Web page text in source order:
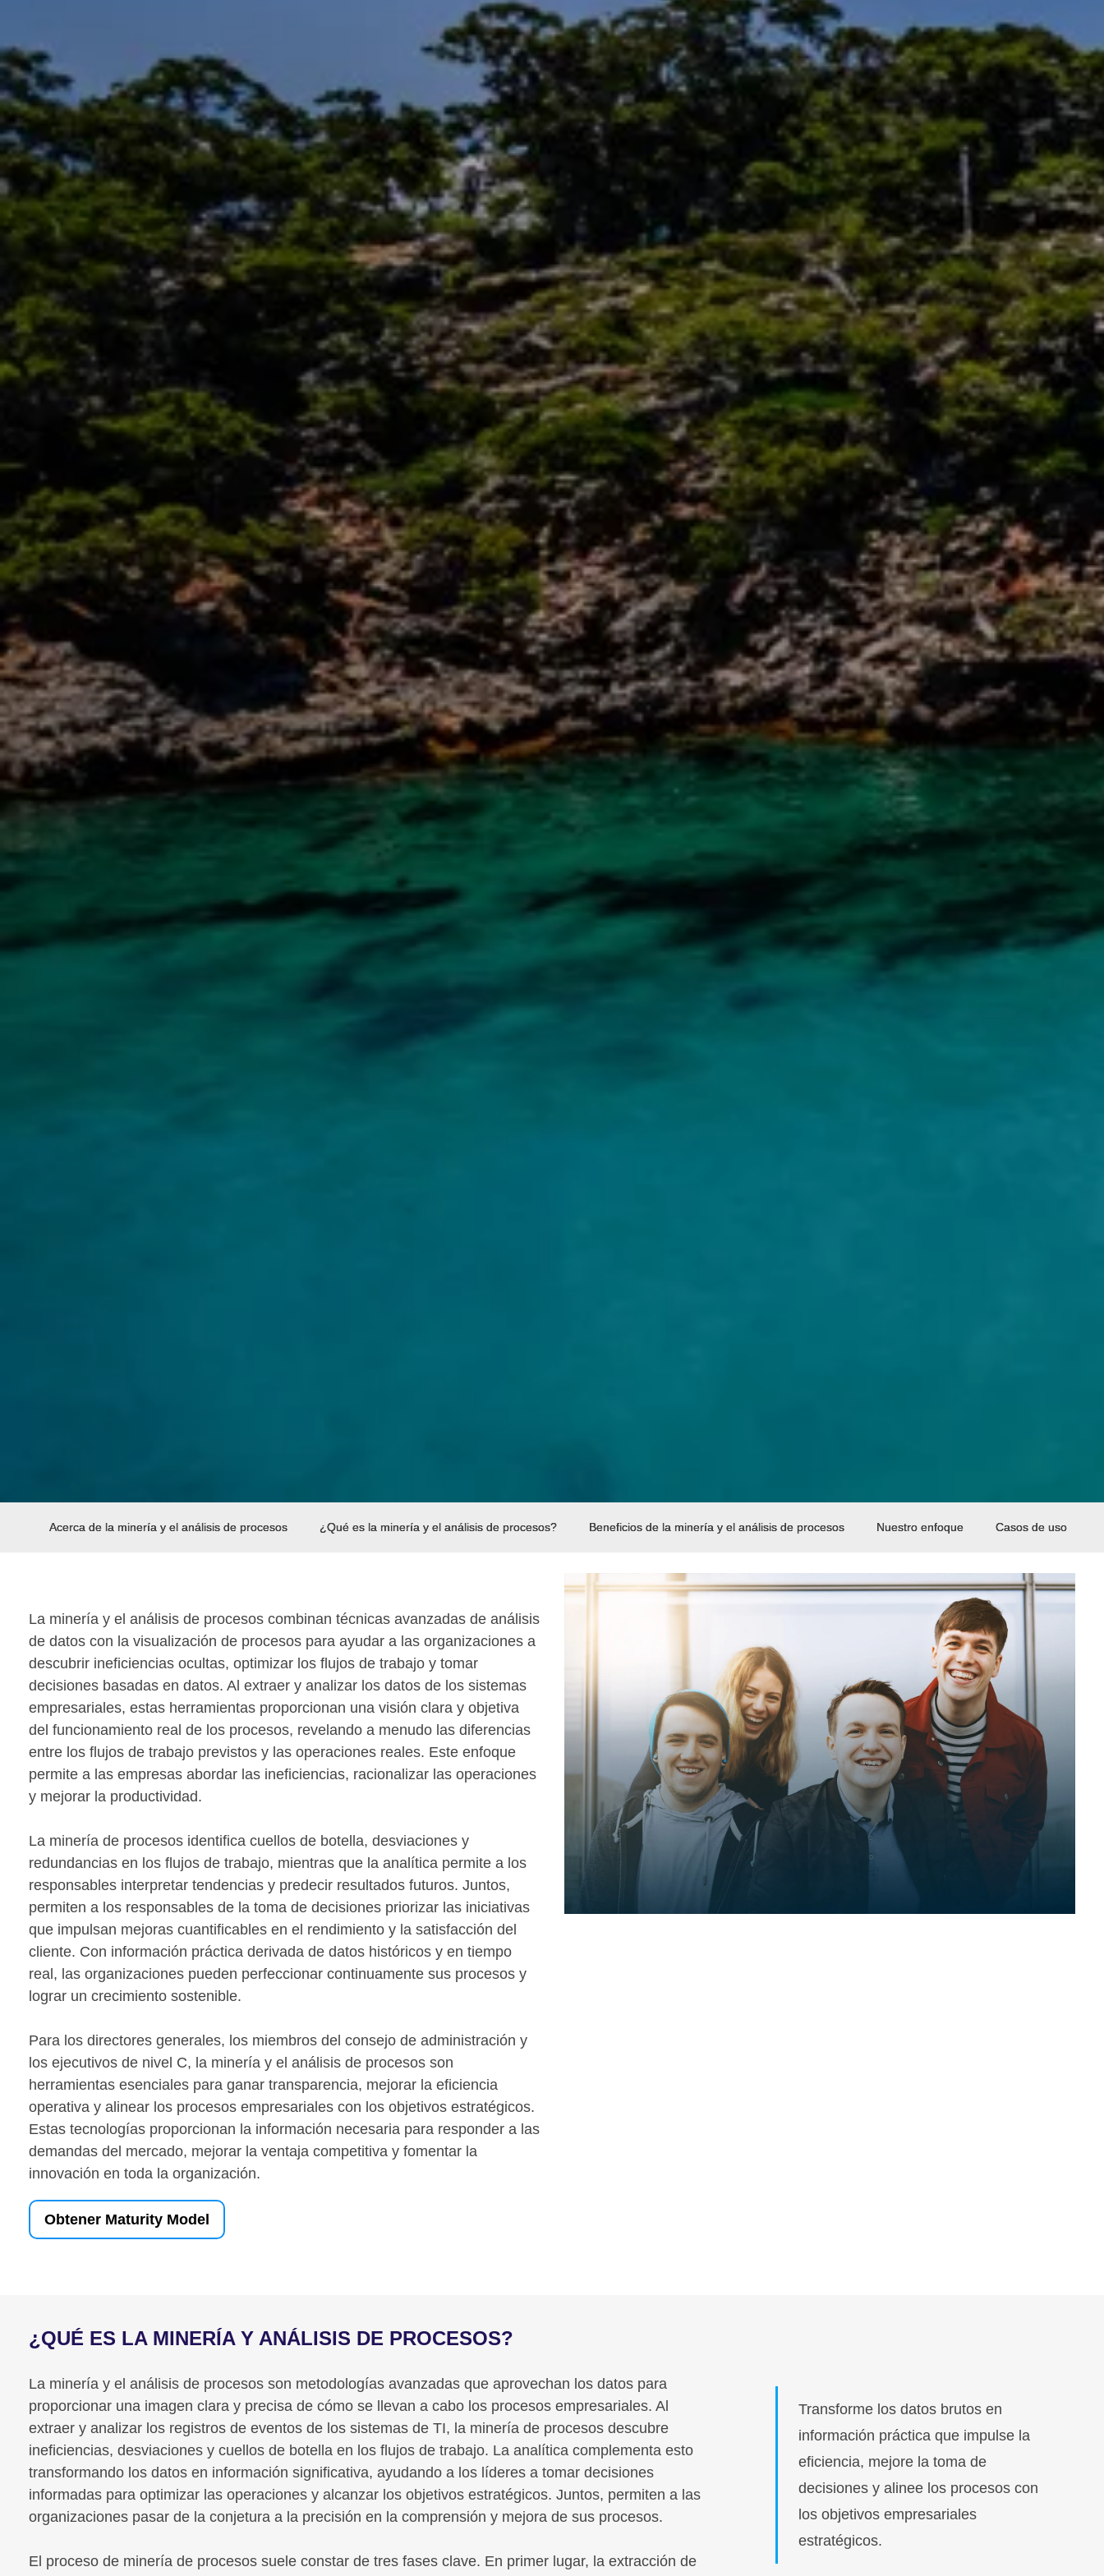
Acerca de la minería y el análisis de procesos ¿Qué es la minería y el análisis de procesos? Beneficios de la minería y el análisis de procesos Nuestro enfoque Casos de uso
La minería y el análisis de procesos combinan técnicas avanzadas de análisis
de datos con la visualización de procesos para ayudar a las organizaciones a
descubrir ineficiencias ocultas, optimizar los flujos de trabajo y tomar
decisiones basadas en datos. Al extraer y analizar los datos de los sistemas
empresariales, estas herramientas proporcionan una visión clara y objetiva
del funcionamiento real de los procesos, revelando a menudo las diferencias
entre los flujos de trabajo previstos y las operaciones reales. Este enfoque
permite a las empresas abordar las ineficiencias, racionalizar las operaciones
y mejorar la productividad.
La minería de procesos identifica cuellos de botella, desviaciones y
redundancias en los flujos de trabajo, mientras que la analítica permite a los
responsables interpretar tendencias y predecir resultados futuros. Juntos,
permiten a los responsables de la toma de decisiones priorizar las iniciativas
que impulsan mejoras cuantificables en el rendimiento y la satisfacción del
cliente. Con información práctica derivada de datos históricos y en tiempo
real, las organizaciones pueden perfeccionar continuamente sus procesos y
lograr un crecimiento sostenible.
Para los directores generales, los miembros del consejo de administración y
los ejecutivos de nivel C, la minería y el análisis de procesos son
herramientas esenciales para ganar transparencia, mejorar la eficiencia
operativa y alinear los procesos empresariales con los objetivos estratégicos.
Estas tecnologías proporcionan la información necesaria para responder a las
demandas del mercado, mejorar la ventaja competitiva y fomentar la
innovación en toda la organización.
Obtener Maturity Model
¿QUÉ ES LA MINERÍA Y ANÁLISIS DE PROCESOS?
La minería y el análisis de procesos son metodologías avanzadas que aprovechan los datos para
proporcionar una imagen clara y precisa de cómo se llevan a cabo los procesos empresariales. Al
extraer y analizar los registros de eventos de los sistemas de TI, la minería de procesos descubre
ineficiencias, desviaciones y cuellos de botella en los flujos de trabajo. La analítica complementa esto
transformando los datos en información significativa, ayudando a los líderes a tomar decisiones
informadas para optimizar las operaciones y alcanzar los objetivos estratégicos. Juntos, permiten a las
organizaciones pasar de la conjetura a la precisión en la comprensión y mejora de sus procesos.
El proceso de minería de procesos suele constar de tres fases clave. En primer lugar, la extracción de
Transforme los datos brutos en
información práctica que impulse la
eficiencia, mejore la toma de
decisiones y alinee los procesos con
los objetivos empresariales
estratégicos.